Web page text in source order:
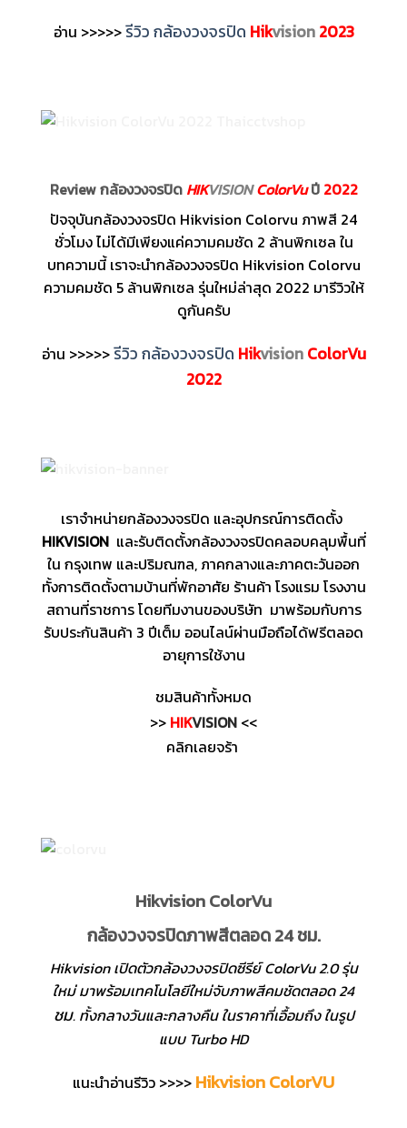
อ่าน >>>>>รีวิว กล้องวงจรปิด Hikvision 2023
Review กล้องวงจรปิด HIKVISIONColorVuปี 2022
ปัจจุบันกล้องวงจรปิด Hikvision Colorvu ภาพสี 24
ชั่วโมง ไม่ได้มีเพียงแค่ความคมชัด 2 ล้านพิกเซล ใน
บทความนี้ เราจะนำกล้องวงจรปิด Hikvision Colorvu
ความคมชัด 5 ล้านพิกเซล รุ่นใหม่ล่าสุด 2022 มารีวิวให้
ดูกันครับ
อ่าน >>>>>รีวิว กล้องวงจรปิด Hikvision ColorVu
2022
เราจำหน่ายกล้องวงจรปิด และอุปกรณ์การติดตั้ง
HIKVISIONและรับติดตั้งกล้องวงจรปิดคลอบคลุมพื้นที่
ใน กรุงเทพ และปริมณฑล, ภาคกลางและภาคตะวันออก
ทั้งการติดตั้งตามบ้านที่พักอาศัย ร้านค้า โรงแรม โรงงาน
สถานที่ราชการ โดยทีมงานของบริษัท มาพร้อมกับการ
รับประกันสินค้า 3 ปีเต็ม ออนไลน์ผ่านมือถือได้ฟรีตลอด
อายุการใช้งาน
ชมสินค้าทั้งหมด
>> HIKVISION <<
คลิกเลยจร้า
Hikvision ColorVu
กล้องวงจรปิดภาพสีตลอด 24 ชม.
Hikvision เปิดตัวกล้องวงจรปิดซีรีย์ ColorVu 2.0 รุ่น
ใหม่ มาพร้อมเทคโนโลยีใหม่จับภาพสีคมชัดตลอด 24
ชม. ทั้งกลางวันและกลางคืน ในราคาที่เอื้อมถึง ในรูป
แบบ Turbo HD
แนะนำอ่านรีวิว >>>> Hikvision ColorVU